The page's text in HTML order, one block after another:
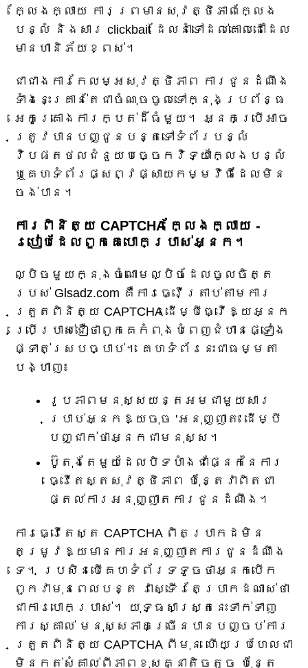
ក្លែងក្លាយ ការព្រមានសុវត្ថិភាពក្លែង
បន្លំ និងសារ clickbait ដែលនាំទៅដល់គោលដៅដែល
មានហានិភ័យខ្ពស់។
ជាជាងការកែលម្អសុវត្ថិភាព ការជូនដំណឹង
ទាំងនេះគ្រាន់តែជាចំណុចចូលទៅក្នុងប្រព័ន្ធ
អេកូគ្រោងការក្បត់ដ៏ធំមួយ។ អ្នក​ប្រើ​អាច​
ត្រូវ​បាន​បញ្ជូន​បន្ត​ទៅ​ទំព័រ​បន្លំ
វិបផតថល​ជំនួយ​បច្ចេកវិទ្យា​ក្លែងបន្លំ
ឬ​គេហទំព័រ​ផ្សព្វផ្សាយ​កម្មវិធី​ដែល​មិន​
ចង់​បាន។
ការពិនិត្យ CAPTCHA ក្លែងក្លាយ -
របៀបដែលពួកគេបោកប្រាស់អ្នក។
ល្បិចមួយក្នុងចំណោមល្បិចដែលចូលចិត្ត
របស់ Glsadz.com គឺការធ្វើត្រាប់តាមការ
ត្រួតពិនិត្យ CAPTCHA ដើម្បីធ្វើឱ្យអ្នក
ប្រើប្រាស់ជឿថាពួកគេកំពុងបំពេញជំហានផ្ទៀង
ផ្ទាត់ស្របច្បាប់។ គេហទំព័រនេះជាធម្មតា
បង្ហាញ៖
រូបភាព​មនុស្សយន្ត​អម​ជាមួយ​សារ​
ប្រាប់​អ្នក​ឱ្យ​ចុច 'អនុញ្ញាត' ដើម្បី​
បញ្ជាក់​ថា​អ្នក​ជា​មនុស្ស។
ប៊ូតុងតែមួយដែលបិទបាំងជាផ្នែកនៃការ
ធ្វើតេស្តសុវត្ថិភាព ប៉ុន្តែវាពិតជា
ផ្តល់ការអនុញ្ញាតការជូនដំណឹង។
ការធ្វើតេស្ត CAPTCHA ពិតប្រាកដមិន
តម្រូវឱ្យមានការអនុញ្ញាតការជូនដំណឹង
ទេ។ ប្រសិនបើគេហទំព័រទទូចថាអ្នកបើក
ពួកវាមុនពេលបន្ត វាស្ទើរតែប្រាកដណាស់ថា
ជាការបោកប្រាស់។ យុទ្ធសាស្ត្រនេះទាក់ទាញ
ការស្គាល់ មនុស្សភាគច្រើនបានបញ្ចប់ការ
ត្រួតពិនិត្យ CAPTCHA ពីមុន ហើយប្រហែលជា
មិនកត់សំគាល់ពីភាពខុសគ្នាតិចតួច ប៉ុន្តែ